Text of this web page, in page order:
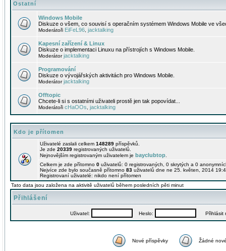
Ostatní
Windows Mobile
Diskuze o všem, co souvisí s operačním systémem Windows Mobile ve
Moderátoři EiFeL96 jacktalking
Kapesní zařízení & Linux
Diskuze o implementaci Linuxu na přístrojích s Windows Mobile.
Moderátorjacktalking
Programování
Diskuze o vývojářských aktivitách pro Windows Mobile.
Moderátorjacktalking
Offtopic
Chcete-li si s ostatními uživateli prostě jen tak popovídat...
Moderátoři cHaOOs jacktalking
Kdo je přítomen
Uživatelé zaslali celkem 148289 příspěvků.
Je zde 20339 registrovaných uživatelů.
Nejnovějším registrovaným uživatelem je bayclubtop
Celkem je zde přítomno 0 uživatelů: 0 registrovaných, 0 skrytých a 0
Nejvíce zde bylo současně přítomno 83 uživatelů dne ne 25. květen, 2014
Registrovaní uživatelé: nikdo není přítomen
Tato data jsou založena na aktivitě uživatelů během posledních pěti minut
Přihlášení
Uživatel: Heslo: Přihlásit
Nové příspěvky Žádné